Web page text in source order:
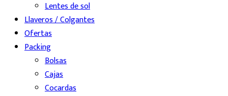
Lentes de sol
Llaveros / Colgantes
Ofertas
Packing
Bolsas
Cajas
Cocardas